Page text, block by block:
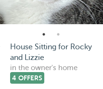
House Sitting for Rocky
and Lizzie
in the owner's home
4 OFFERS